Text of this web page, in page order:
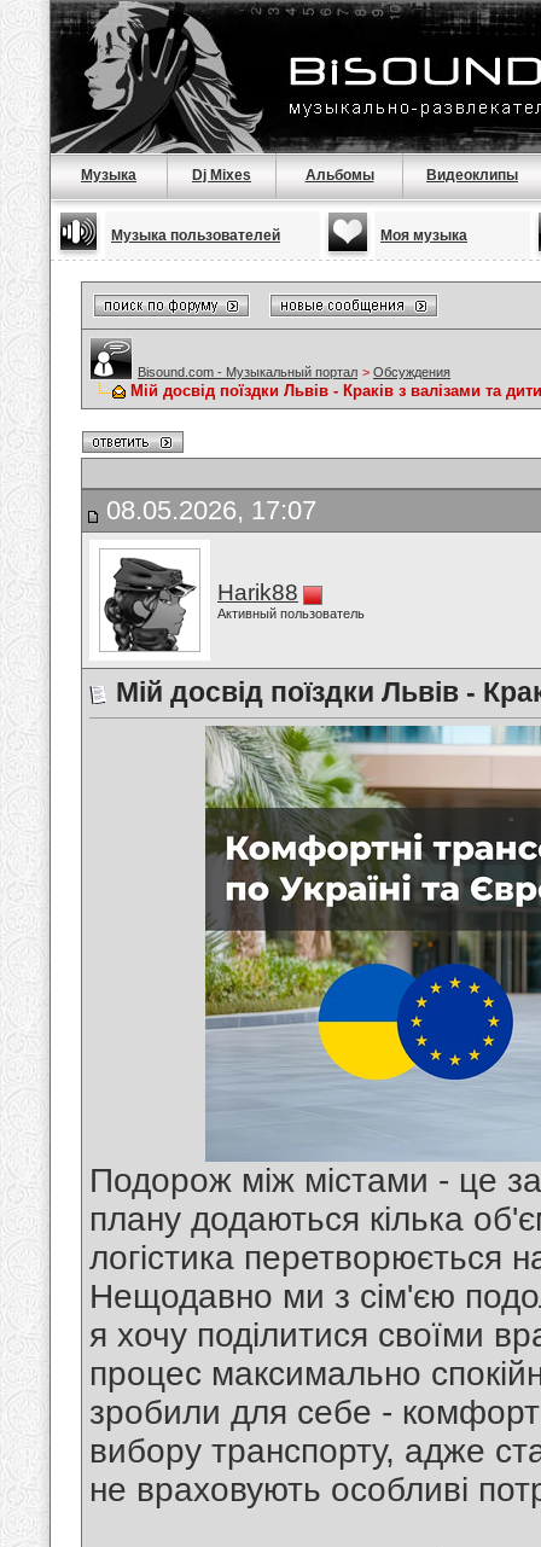
Музыка Dj Mixes Альбомы Видеоклипы
Музыка пользователей Моя музыка
Bisound.com - Музыкальный портал > Обсуждения
Мій досвід поїздки Львів - Краків з валізами та
08.05.2026, 17:07
Harik88
Активный пользователь
Мій досвід поїздки Львів -
Подорож між містами - це
плану додаються кілька
логістика перетворюється
Нещодавно ми з сім'єю
я хочу поділитися своїми
процес максимально
зробили для себе -
вибору транспорту, адже
не враховують особливі